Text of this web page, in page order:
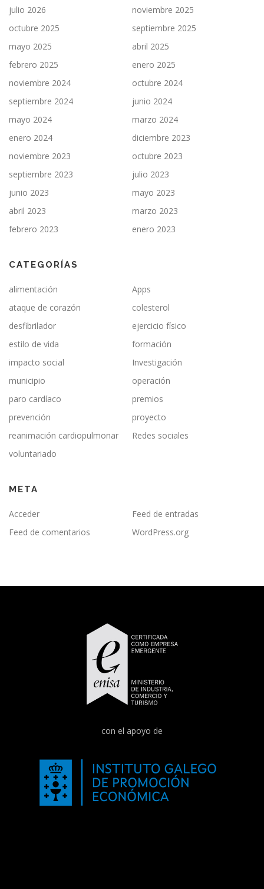
julio 2026
noviembre 2025
octubre 2025
septiembre 2025
mayo 2025
abril 2025
febrero 2025
enero 2025
noviembre 2024
octubre 2024
septiembre 2024
junio 2024
mayo 2024
marzo 2024
enero 2024
diciembre 2023
noviembre 2023
octubre 2023
septiembre 2023
julio 2023
junio 2023
mayo 2023
abril 2023
marzo 2023
febrero 2023
enero 2023
CATEGORÍAS
alimentación
Apps
ataque de corazón
colesterol
desfibrilador
ejercicio físico
estilo de vida
formación
impacto social
Investigación
municipio
operación
paro cardíaco
premios
prevención
proyecto
reanimación cardiopulmonar
Redes sociales
voluntariado
META
Acceder
Feed de entradas
Feed de comentarios
WordPress.org
con el apoyo de